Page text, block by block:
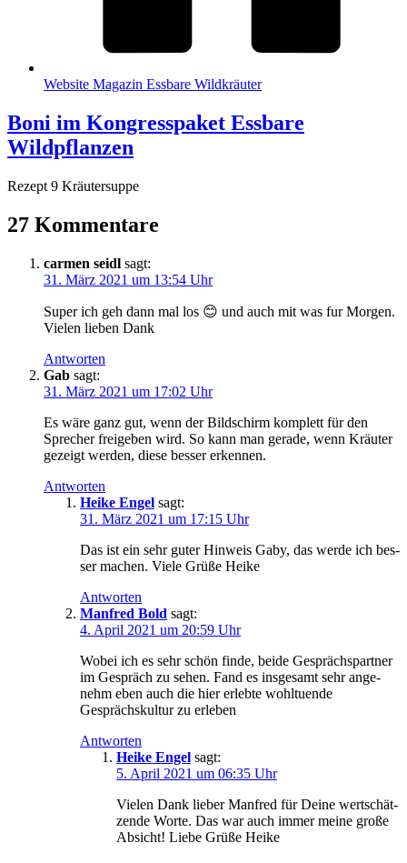
Web­site Maga­zin Ess­ba­re Wildkräuter
Boni im Kongresspaket Essbare
Wildpflanzen
Rezept 9 Kräutersuppe
27 Kommentare
carmen seidl sagt:
31. März 2021 um 13:54 Uhr
Super ich geh dann mal los 😊 und auch mit was fur Mor­gen.
Vie­len lie­ben Dank
Antworten
Gab sagt:
31. März 2021 um 17:02 Uhr
Es wäre ganz gut, wenn der Bild­schirm kom­plett für den
Spre­cher frei­ge­ben wird. So kann man gera­de, wenn Kräu­ter
gezeigt wer­den, die­se bes­ser erkennen.
Antworten
Heike Engel sagt:
31. März 2021 um 17:15 Uhr
Das ist ein sehr guter Hin­weis Gaby, das wer­de ich bes­
ser machen. Vie­le Grü­ße Heike
Antworten
Manfred Bold sagt:
4. April 2021 um 20:59 Uhr
Wobei ich es sehr schön fin­de, bei­de Gesprächs­part­ner
im Gespräch zu sehen. Fand es ins­ge­samt sehr ange­
nehm eben auch die hier erleb­te wohl­tu­en­de
Gesprächs­kul­tur zu erleben
Antworten
Heike Engel sagt:
5. April 2021 um 06:35 Uhr
Vie­len Dank lie­ber Man­fred für Dei­ne wert­schät­
zen­de Wor­te. Das war auch immer mei­ne gro­ße
Absicht! Lie­be Grü­ße Heike